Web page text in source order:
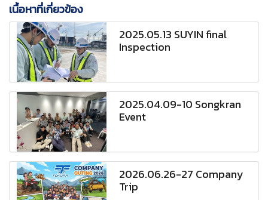
เนื้อหาที่เกี่ยวข้อง
2025.05.13 SUYIN final
Inspection
2025.04.09-10 Songkran
Event
2026.06.26-27 Company
Trip